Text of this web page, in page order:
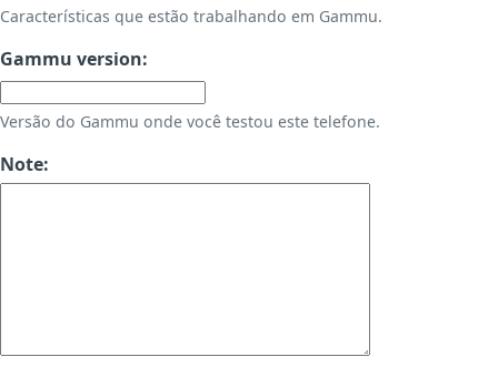
Características que estão trabalhando em Gammu.
Gammu version:
Versão do Gammu onde você testou este telefone.
Note: